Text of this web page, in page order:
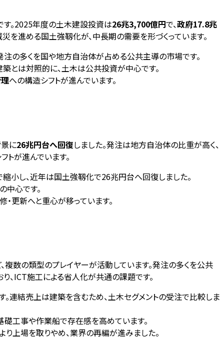
。2025年度の土木建設投資は26兆3,700億円で、政府17.8兆
進める国土強靱化が、中長期の需要を形づくっています。
の多くを国や地方自治体が占める公共主導の市場です。
とは対照的に、土木は公共投資が中心です。
への構造シフトが進んでいます。
に26兆円台へ回復しました。発注は地方自治体の比重が高く、
が進んでいます。
小し、近年は国土強靱化で26兆円台へ回復しました。
中心です。
更新へと重心が移っています。
複数の類型のプレイヤーが活動しています。発注の多くを公共
、ICT施工による省人化が共通の課題です。
。連結売上は建築を含むため、土木セグメントの受注で比較しま
礎工事や作業船で存在感を高めています。
上場を取りやめ、業界の再編が進みました。